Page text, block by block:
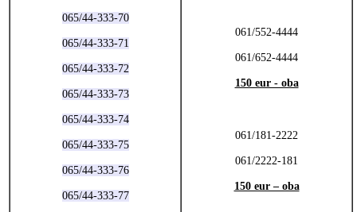
065/44-333-70
065/44-333-71
065/44-333-72
065/44-333-73
065/44-333-74
065/44-333-75
065/44-333-76
065/44-333-77
061/552-4444
061/652-4444
150 eur - oba
061/181-2222
061/2222-181
150 eur – oba